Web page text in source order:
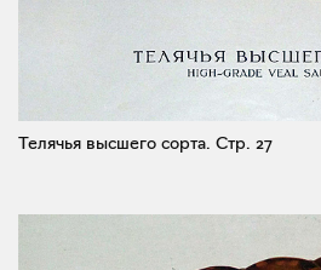
Телячья высшего сорта. Стр. 27